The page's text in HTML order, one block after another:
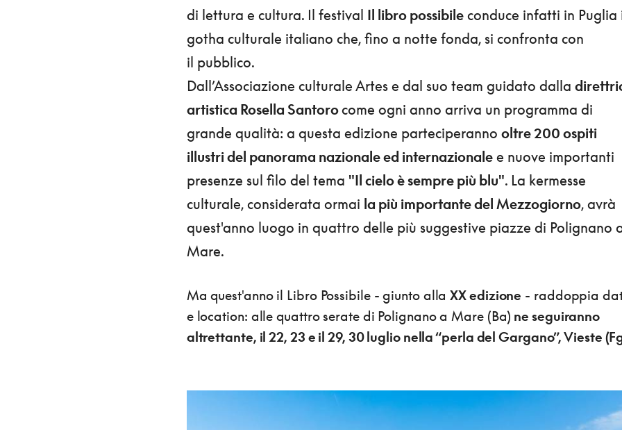
di lettura e cultura. Il festival Il libro possibileconduce infatti in Puglia
gotha culturale italiano che, fino a notte fonda, si confronta con
il pubblico.
Dall’Associazione culturale Artes e dal suo team guidato dalla
artistica Rosella Santorocome ogni anno arriva un programma di
grande qualità: a questa edizione parteciperanno oltre 200 ospiti
illustri del panorama nazionale ed internazionalee nuove importanti
presenze sul filo del tema "Il cielo è sempre più blu". La kermesse
culturale, considerata ormai la più importante del Mezzogiorno, avrà
quest'anno luogo in quattro delle più suggestive piazze di Polignano
Mare.
Ma quest'anno il Libro Possibile - giunto allaXX edizione - raddoppia
e location: alle quattro serate di Polignano a Mare (Ba) ne seguiranno
altrettante, il 22, 23 e il 29, 30 luglio nella “perla del Gargano”, Vieste